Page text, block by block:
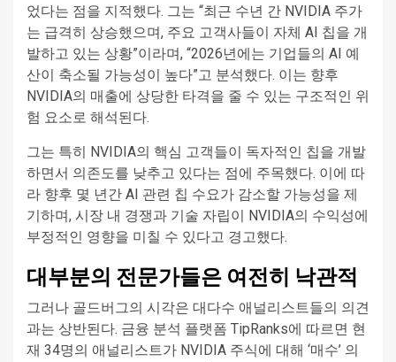
었다는 점을 지적했다. 그는 “최근 수년 간 NVIDIA 주가
는 급격히 상승했으며, 주요 고객사들이 자체 AI 칩을 개
발하고 있는 상황”이라며, “2026년에는 기업들의 AI 예
산이 축소될 가능성이 높다”고 분석했다. 이는 향후
NVIDIA의 매출에 상당한 타격을 줄 수 있는 구조적인 위
험 요소로 해석된다.
그는 특히 NVIDIA의 핵심 고객들이 독자적인 칩을 개발
하면서 의존도를 낮추고 있다는 점에 주목했다. 이에 따
라 향후 몇 년간 AI 관련 칩 수요가 감소할 가능성을 제
기하며, 시장 내 경쟁과 기술 자립이 NVIDIA의 수익성에
부정적인 영향을 미칠 수 있다고 경고했다.
대부분의 전문가들은 여전히 낙관적
그러나 골드버그의 시각은 대다수 애널리스트들의 의견
과는 상반된다. 금융 분석 플랫폼 TipRanks에 따르면 현
재 34명의 애널리스트가 NVIDIA 주식에 대해 ‘매수’ 의